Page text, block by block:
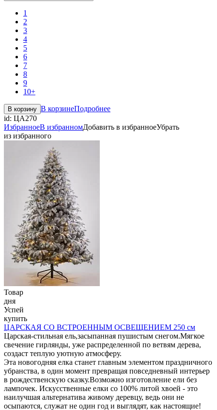
1
2
3
4
5
6
7
8
9
10+
В корзину В корзинеПодробнее
id: ЦА270
ИзбранноеВ избранномДобавить в избранноеУбрать
из избранного
Товар
дня
Успей
купить
ЦАРСКАЯ СО ВСТРОЕННЫМ ОСВЕЩЕНИЕМ 250 см
Царская-стильная ель,засыпанная пушистым снегом.Мягкое
свечение гирлянды, уже распределенной по ветвям дерева,
создаст теплую уютную атмосферу.
Эта новогодняя елка станет главным элементом праздничного
убранства, в один момент превращая повседневный интерьер
в рождественскую сказку.Возможно изготовление ели без
лампочек. Искусственные елки со 100% литой хвоей - это
наилучшая альтернатива живому деревцу, ведь они не
осыпаются, служат не один год и выглядят, как настоящие!